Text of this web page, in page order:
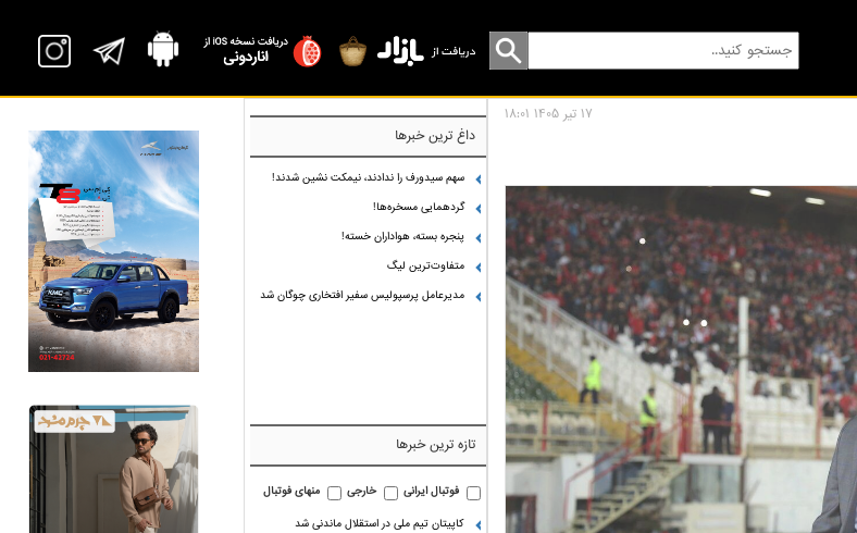
17 تير 1405 18:01
داغ ترین خبرها
سهم سیدورف را ندادند، نیمکت نشین شدند!
گردهمایی مسخره‌ها!
پنجره بسته، هواداران خسته!
متفاوت‌ترین لیگ
مدیرعامل پرسپولیس سفیر افتخاری چوگان شد
تازه ترین خبرها
فوتبال ایرانی خارجی
منهای فوتبال
کاپیتان تیم ملی در استقلال ماندنی شد